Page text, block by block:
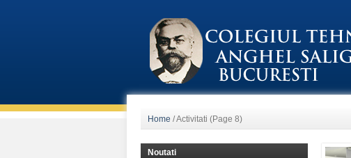
Home /Activitati (Page 8)
Noutati